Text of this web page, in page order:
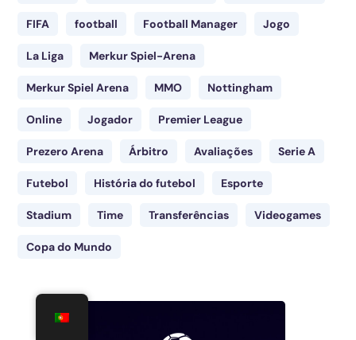
FIFA football Football Manager Jogo
La Liga Merkur Spiel-Arena
Merkur Spiel Arena MMO Nottingham
Online Jogador Premier League
Prezero Arena Árbitro Avaliações Serie A
Futebol História do futebol Esporte
Stadium Time Transferências Videogames
Copa do Mundo